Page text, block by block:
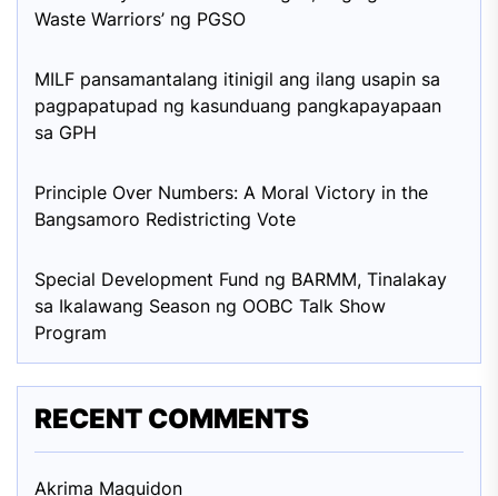
Waste Warriors’ ng PGSO
MILF pansamantalang itinigil ang ilang usapin sa
pagpapatupad ng kasunduang pangkapayapaan
sa GPH
Principle Over Numbers: A Moral Victory in the
Bangsamoro Redistricting Vote
Special Development Fund ng BARMM, Tinalakay
sa Ikalawang Season ng OOBC Talk Show
Program
RECENT COMMENTS
Akrima Maguidon